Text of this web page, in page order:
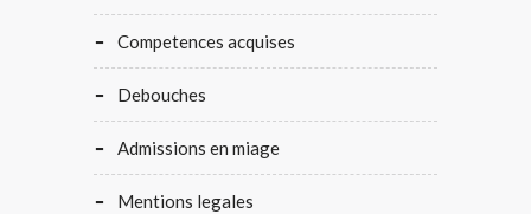
competences acquises
debouches
admissions en miage
mentions legales